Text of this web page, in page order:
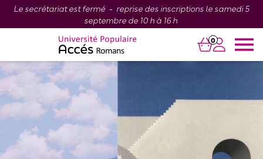
Le secrétariat est fermé - reprise des inscriptions le samedi 5
septembre de 10 h à 16 h
0